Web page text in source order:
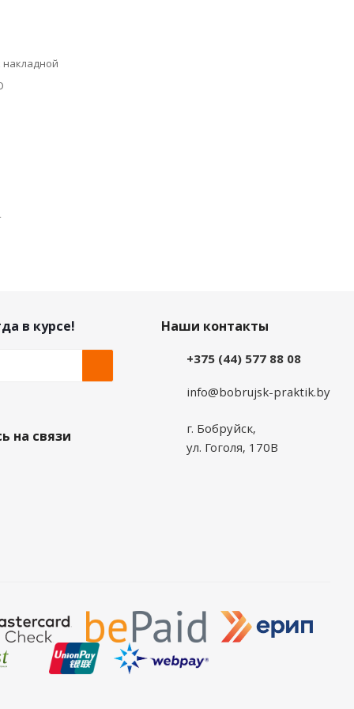
накладной
в курсе!
на связи
Наши контакты
+375 (44) 577 88 08
info@bobrujsk-praktik.by
г. Бобруйск,
ул. Гоголя, 170В